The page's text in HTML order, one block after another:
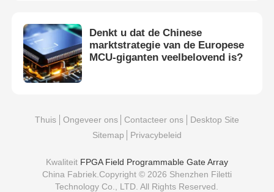
Denkt u dat de Chinese
marktstrategie van de Europese
MCU-giganten veelbelovend is?
Thuis Ongeveer ons Contacteer ons
Desktop Site
Sitemap
Privacybeleid
Kwaliteit FPGA Field Programmable Gate Array
China Fabriek.Copyright © 2026 Shenzhen Filetti
Technology Co., LTD. All Rights Reserved.